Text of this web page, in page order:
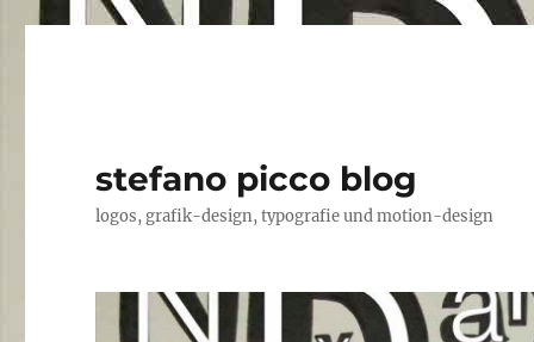
stefano picco blog
logos, grafik-design, typografie und motion-design